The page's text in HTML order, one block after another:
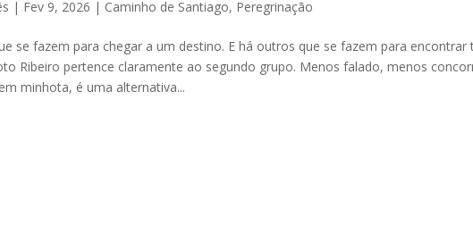
| Fev 9, 2026 | Caminho de Santiago, Peregrinação
se fazem para chegar a um destino. E há outros que se fazem para
Ribeiro pertence claramente ao segundo grupo. Menos falado, menos
minhota, é uma alternativa...